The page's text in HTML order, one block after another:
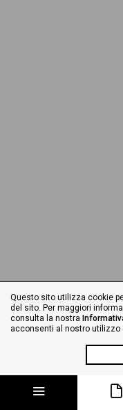
Questo sito utilizza cookie
del sito. Per maggiori
consulta la nostra
acconsenti al nostro utilizzo